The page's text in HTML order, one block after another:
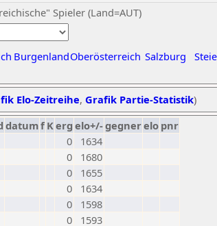
Spieler (Land=AUT)
BurgenlandOberösterreich Salzburg
Elo-Zeitreihe, Grafik Partie-Statistik)
datumf Kerg elo+/-gegnerelo pnr
0
1634
0
1680
0
1655
0
1634
0
1598
0
1593